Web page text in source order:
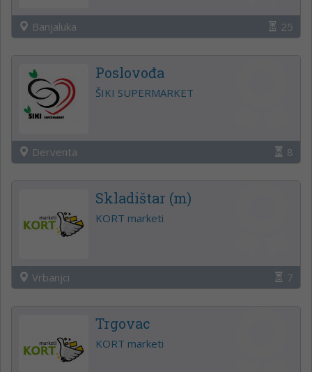
Banjaluka 25
Poslovođa
ŠIKI SUPERMARKET
Derventa 8
Skladištar (m)
KORT marketi
Vrbanjci 7
Trgovac
KORT marketi